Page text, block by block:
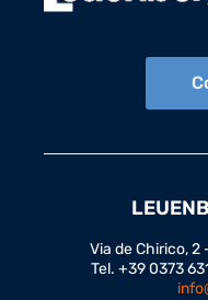
Via de Chirico, 2
Tel. +39 0373